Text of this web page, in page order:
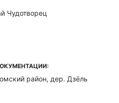
Чудотворец
район, дер. Дзёль